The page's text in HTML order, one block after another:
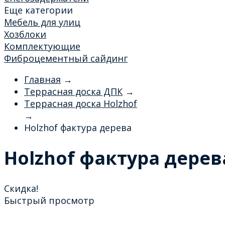
Еще категории
Мебель для улиц
Хозблоки
Комплектующие
Фиброцементный сайдинг
Главная →
Террасная доска ДПК →
Террасная доска Holzhof
→
Holzhof фактура дерева
Holzhof фактура
Скидка!
Быстрый просмотр